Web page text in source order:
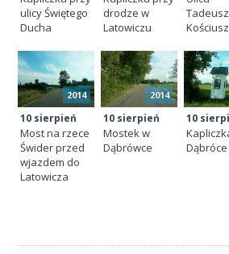
ulicy Świętego
Ducha
drodze w
Latowiczu
2014
10 sierpień
Most na rzece
Świder przed
wjazdem do
Latowicza
2014
10 sierpień
Mostek w
Dąbrówce
10
Dąbróce